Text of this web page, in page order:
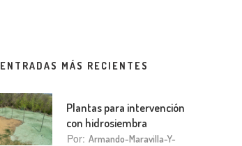
ENTRADAS MÁS RECIENTES
Plantas para intervención
con hidrosiembra
Por: Armando-Maravilla-Y-